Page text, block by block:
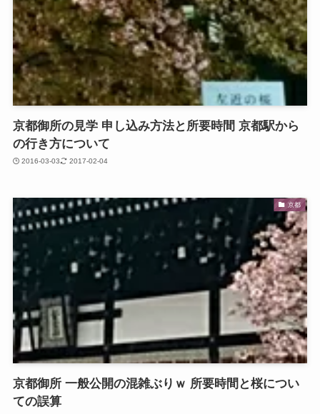
京都御所の見学 申し込み方法と所要時間 京都駅から
の行き方について
2016-03-03 2017-02-04
京都
京都御所 一般公開の混雑ぶりｗ 所要時間と桜につい
ての誤算